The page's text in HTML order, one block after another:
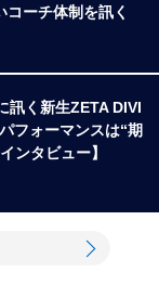
ーチ体制を訊く
訊く新生ZETA DIVI
フォーマンスは“期
ンタビュー】